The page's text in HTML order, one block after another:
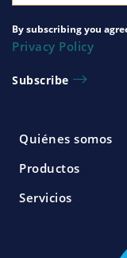
By subscribing you
Privacy Policy
Quiénes somos
Productos
Servicios